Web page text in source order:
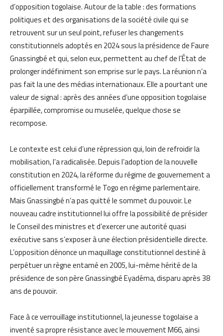
d’opposition togolaise. Autour de la table : des formations
politiques et des organisations de la société civile qui se
retrouvent sur un seul point, refuser les changements
constitutionnels adoptés en 2024 sous la présidence de Faure
Gnassingbé et qui, selon eux, permettent au chef de l’État de
prolonger indéfiniment son emprise sur le pays. La réunion n’a
pas fait la une des médias internationaux. Elle a pourtant une
valeur de signal : après des années d’une opposition togolaise
éparpillée, compromise ou muselée, quelque chose se
recompose.
Le contexte est celui d’une répression qui, loin de refroidir la
mobilisation, l’a radicalisée. Depuis l’adoption de la nouvelle
constitution en 2024, la réforme du régime de gouvernement a
officiellement transformé le Togo en régime parlementaire.
Mais Gnassingbé n’a pas quitté le sommet du pouvoir. Le
nouveau cadre institutionnel lui offre la possibilité de présider
le Conseil des ministres et d’exercer une autorité quasi
exécutive sans s’exposer à une élection présidentielle directe.
L’opposition dénonce un maquillage constitutionnel destiné à
perpétuer un règne entamé en 2005, lui-même hérité de la
présidence de son père Gnassingbé Eyadéma, disparu après 38
ans de pouvoir.
Face à ce verrouillage institutionnel, la jeunesse togolaise a
inventé sa propre résistance avec le mouvement M66, ainsi